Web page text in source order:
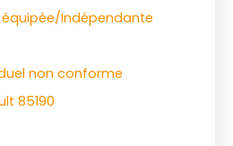
Indépendante
non conforme
85190